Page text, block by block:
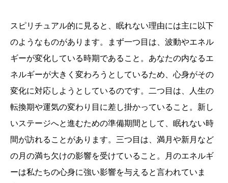
スピリチュアル的に見ると、眠れない理由には主に以下
のようなものがあります。まず一つ目は、波動やエネル
ギーが変化している時期であること。あなたの内なるエ
ネルギーが大きく変わろうとしているため、心身がその
変化に対応しようとしているのです。二つ目は、人生の
転換期や運気の変わり目に差し掛かっていること。新し
いステージへと進むための準備期間として、眠れない時
間が訪れることがあります。三つ目は、満月や新月など
の月の満ち欠けの影響を受けていること。月のエネルギ
ーは私たちの心身に強い影響を与えると言われていま